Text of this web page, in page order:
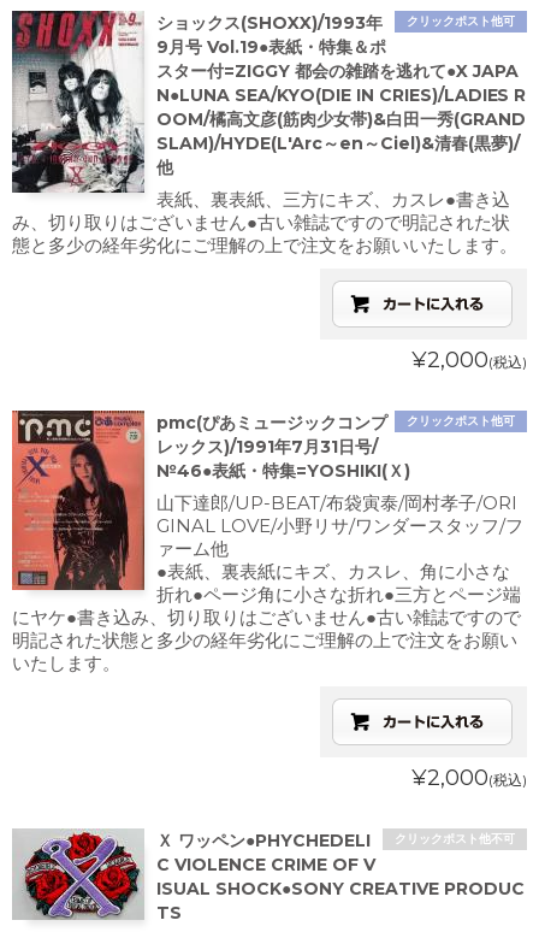
クリックポスト他可
ショックス(SHOXX)/1993年
9月号 Vol.19●表紙・特集＆ポ
スター付=ZIGGY 都会の雑踏を逃れて●X JAPA
N●LUNA SEA/KYO(DIE IN CRIES)/LADIES R
OOM/橘高文彦(筋肉少女帯)&白田一秀(GRAND
SLAM)/HYDE(L'Arc～en～Ciel)&清春(黒夢)/
他
表紙、裏表紙、三方にキズ、カスレ●書き込
み、切り取りはございません●古い雑誌ですので明記された状
態と多少の経年劣化にご理解の上で注文をお願いいたします。
¥2,000(税込)
クリックポスト他可
pmc(ぴあミュージックコンプ
レックス)/1991年7月31日号/
№46●表紙・特集=YOSHIKI(Ｘ)
山下達郎/UP-BEAT/布袋寅泰/岡村孝子/ORI
GINAL LOVE/小野リサ/ワンダースタッフ/フ
ァーム他
●表紙、裏表紙にキズ、カスレ、角に小さな
折れ●ページ角に小さな折れ●三方とページ端
にヤケ●書き込み、切り取りはございません●古い雑誌ですので
明記された状態と多少の経年劣化にご理解の上で注文をお願い
いたします。
¥2,000(税込)
クリックポスト他不可
Ｘ ワッペン●PHYCHEDELI
C VIOLENCE CRIME OF V
ISUAL SHOCK●SONY CREATIVE PRODUC
TS